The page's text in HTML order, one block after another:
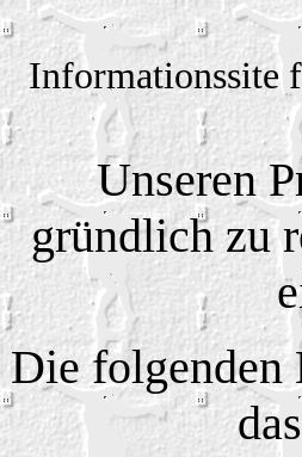
Informationssite
Unseren
gründlich zu
Die folgenden